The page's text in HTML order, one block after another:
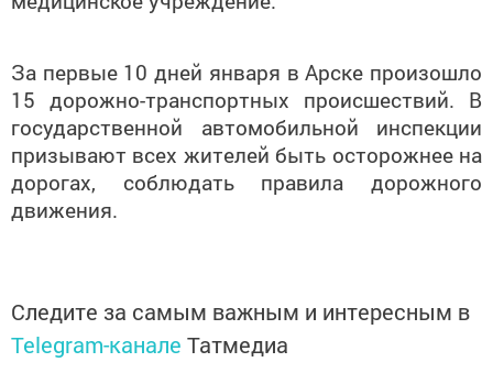
За первые 10 дней января в Арске произошло
15 дорожно-транспортных происшествий. В
государственной автомобильной инспекции
призывают всех жителей быть осторожнее на
дорогах, соблюдать правила дорожного
движения.
Telegram-каналеТатмедиа